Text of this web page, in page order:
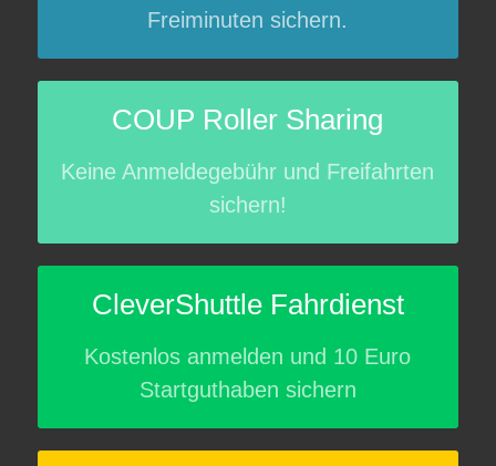
Freiminuten sichern.
COUP Roller Sharing
Keine Anmeldegebühr und Freifahrten
sichern!
CleverShuttle Fahrdienst
Kostenlos anmelden und 10 Euro
Startguthaben sichern